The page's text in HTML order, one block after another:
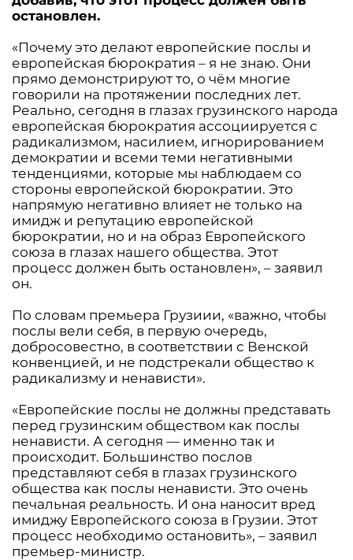
остановлен.
«Почему это делают европейские послы и
европейская бюрократия – я не знаю. Они
прямо демонстрируют то, о чём многие
говорили на протяжении последних лет.
Реально, сегодня в глазах грузинского народа
европейская бюрократия ассоциируется с
радикализмом, насилием, игнорированием
демократии и всеми теми негативными
тенденциями, которые мы наблюдаем со
стороны европейской бюрократии. Это
напрямую негативно влияет не только на
имидж и репутацию европейской
бюрократии, но и на образ Европейского
союза в глазах нашего общества. Этот
процесс должен быть остановлен», – заявил
он.
По словам премьера Грузиии, «важно, чтобы
послы вели себя, в первую очередь,
добросовестно, в соответствии с Венской
конвенцией, и не подстрекали общество к
радикализму и ненависти».
«Европейские послы не должны представать
перед грузинским обществом как послы
ненависти. А сегодня — именно так и
происходит. Большинство послов
представляют себя в глазах грузинского
общества как послы ненависти. Это очень
печальная реальность. И она наносит вред
имиджу Европейского союза в Грузии. Этот
процесс необходимо остановить», – заявил
премьер-министр.